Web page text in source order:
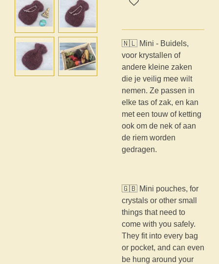
🇳🇱 Mini - Buidels,
voor krystallen of
andere kleine zaken
die je veilig mee wilt
nemen. Ze passen in
elke tas of zak, en kan
met een touw of ketting
ook om de nek of aan
de riem worden
gedragen.
🇬🇧 Mini pouches, for
crystals or other small
things that need to
come with you safely.
They fit into every bag
or pocket, and can even
be hung around your